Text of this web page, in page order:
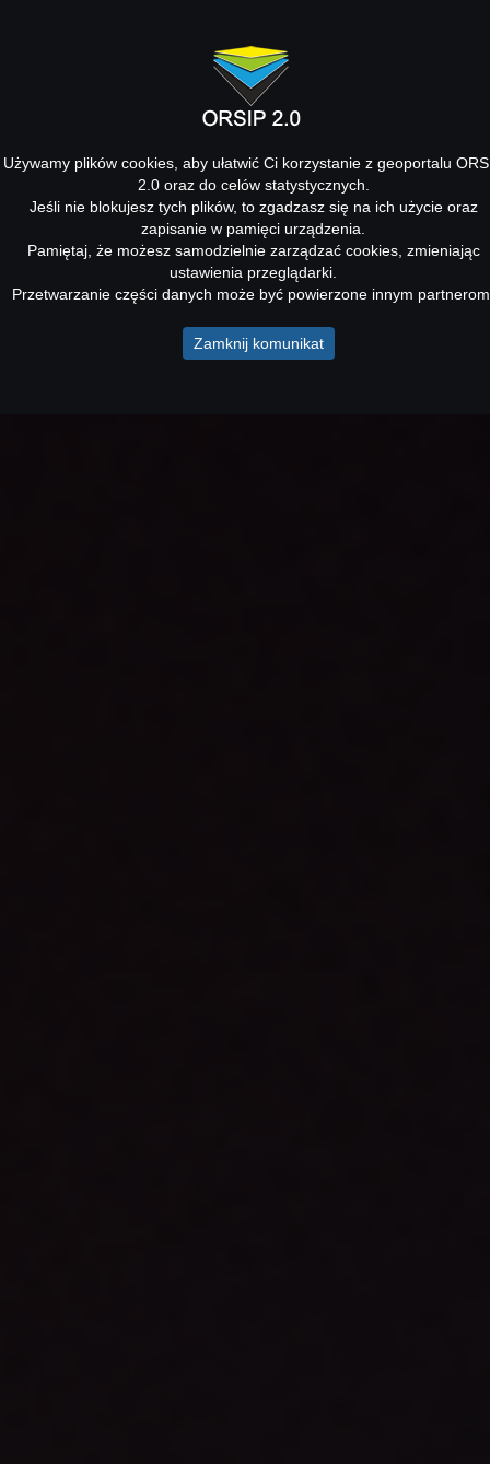
Używamy plików cookies, aby ułatwić Ci korzystanie z geoportalu
2.0 oraz do celów statystycznych.
Jeśli nie blokujesz tych plików, to zgadzasz się na ich użycie oraz
zapisanie w pamięci urządzenia.
Pamiętaj, że możesz samodzielnie zarządzać cookies, zmieniając
ustawienia przeglądarki.
Przetwarzanie części danych może być powierzone innym
Zamknij komunikat